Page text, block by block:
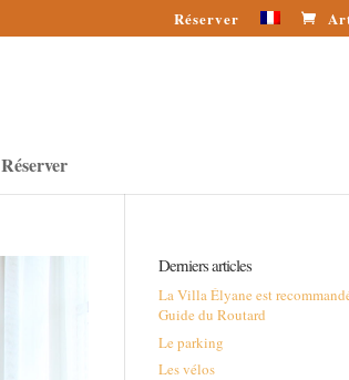
Réserver
Réserver
Derniers articles
La Villa Élyane est
Guide du Routard
Le parking
Les vélos